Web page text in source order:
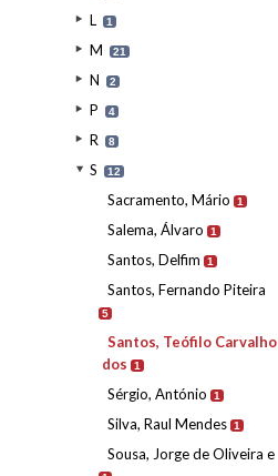
L 1
M 21
N 2
P 4
R 8
S 12
Sacramento, Mário 1
Salema, Álvaro 1
Santos, Delfim 1
Santos, Fernando Piteira
5
Santos, Teófilo Carvalho
dos
1
Sérgio, António 1
Silva, Raul Mendes 1
Sousa, Jorge de Oliveira e